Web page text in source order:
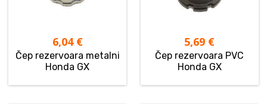
6,04 €
Čep rezervoara metalni
Honda GX
5,69 €
Čep rezervoara PVC
Honda GX